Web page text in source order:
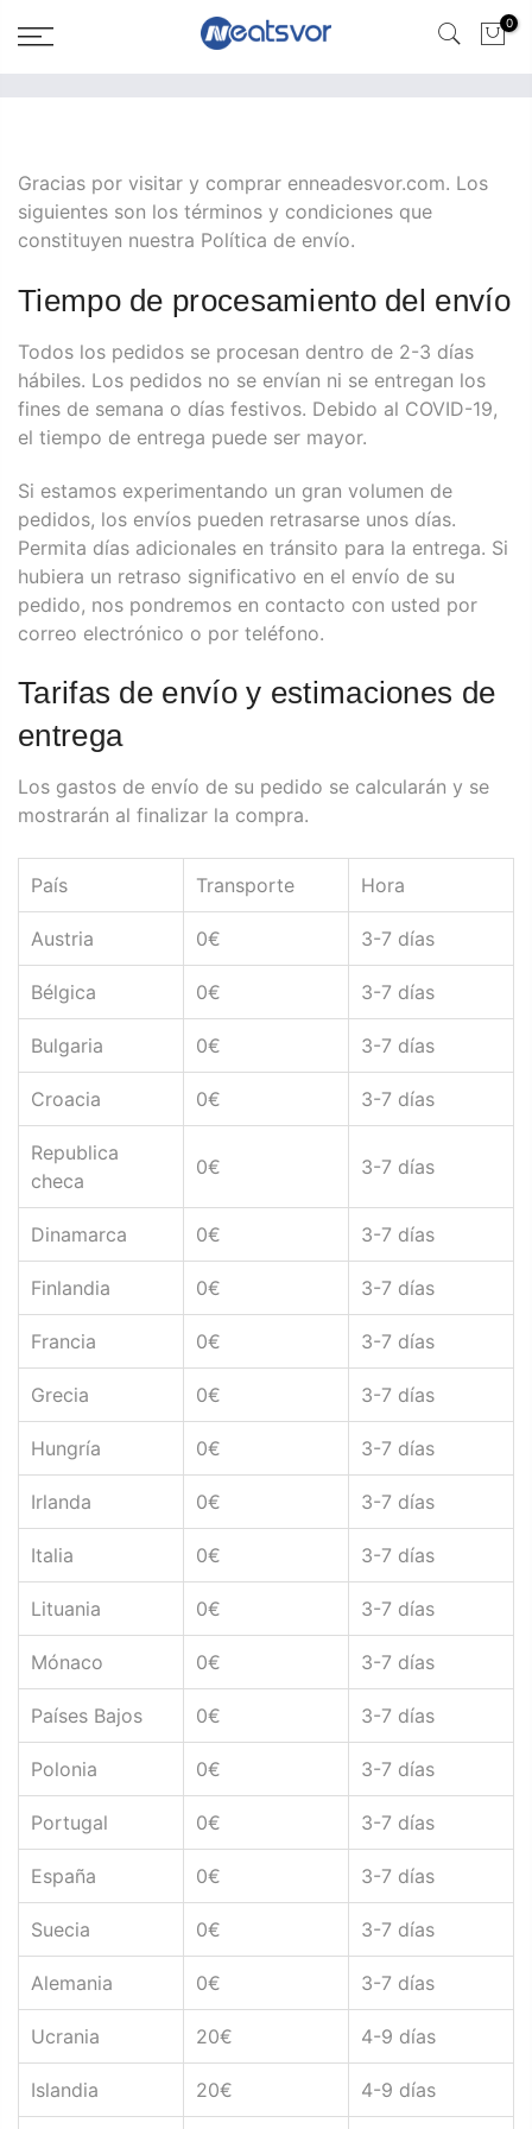
0
Gracias por visitar y comprar enneadesvor.com. Los
siguientes son los términos y condiciones que
constituyen nuestra Política de envío.
Tiempo de procesamiento del envío
Todos los pedidos se procesan dentro de 2-3 días
hábiles. Los pedidos no se envían ni se entregan los
fines de semana o días festivos. Debido al COVID-19,
el tiempo de entrega puede ser mayor.
Si estamos experimentando un gran volumen de
pedidos, los envíos pueden retrasarse unos días.
Permita días adicionales en tránsito para la entrega. Si
hubiera un retraso significativo en el envío de su
pedido, nos pondremos en contacto con usted por
correo electrónico o por teléfono.
Tarifas de envío y estimaciones de
entrega
Los gastos de envío de su pedido se calcularán y se
mostrarán al finalizar la compra.
País Transporte Hora
Austria 0€ 3-7 días
Bélgica 0€ 3-7 días
Bulgaria 0€ 3-7 días
Croacia 0€ 3-7 días
Republica
checa
0€ 3-7 días
Dinamarca 0€ 3-7 días
Finlandia 0€ 3-7 días
Francia 0€ 3-7 días
Grecia 0€ 3-7 días
Hungría 0€ 3-7 días
Irlanda 0€ 3-7 días
Italia 0€ 3-7 días
Lituania 0€ 3-7 días
Mónaco 0€ 3-7 días
Países Bajos 0€ 3-7 días
Polonia 0€ 3-7 días
Portugal 0€ 3-7 días
España 0€ 3-7 días
Suecia 0€ 3-7 días
Alemania 0€ 3-7 días
Ucrania 20€ 4-9 días
Islandia 20€ 4-9 días